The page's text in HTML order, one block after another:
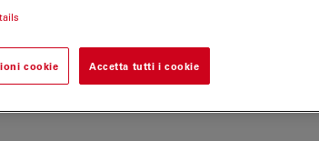
cookie Accetta tutti i cookie